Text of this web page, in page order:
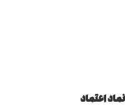
نماد اعتماد